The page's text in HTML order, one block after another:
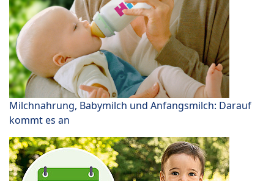
Milchnahrung, Babymilch und Anfangsmilch: Darauf
kommt es an